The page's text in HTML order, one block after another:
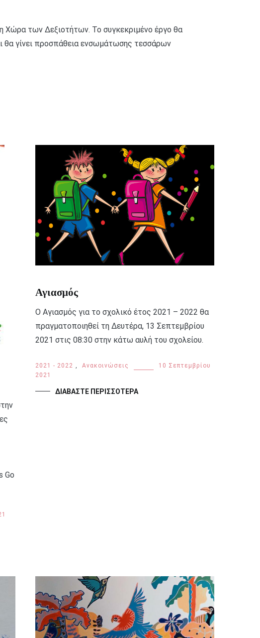
Χώρα των Δεξιοτήτων. Το συγκεκριμένο έργο θα
θα γίνει προσπάθεια ενσωμάτωσης τεσσάρων
Go
Αγιασμός
Ο Αγιασμός για το σχολικό έτος 2021 – 2022 θα
πραγματοποιηθεί τη Δευτέρα, 13 Σεπτεμβρίου
2021 στις 08:30 στην κάτω αυλή του σχολείου.
2021 - 2022 , Ανακοινώσεις
10 Σεπτεμβρίου
2021
ΔΙΑΒΆΣΤΕ ΠΕΡΙΣΣΌΤΕΡΑ